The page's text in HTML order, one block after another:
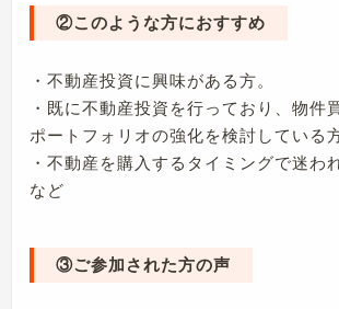
②このような方におすすめ
・不動産投資に興味がある方。
・既に不動産投資を行っており、物件
ポートフォリオの強化を検討している方
・不動産を購入するタイミングで迷わ
など
③ご参加された方の声